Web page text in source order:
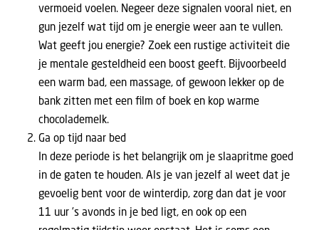
vermoeid voelen. Negeer deze signalen vooral niet, en
gun jezelf wat tijd om je energie weer aan te vullen.
Wat geeft jou energie? Zoek een rustige activiteit die
je mentale gesteldheid een boost geeft. Bijvoorbeeld
een warm bad, een massage, of gewoon lekker op de
bank zitten met een film of boek en kop warme
chocolademelk.
Ga op tijd naar bed
In deze periode is het belangrijk om je slaapritme goed
in de gaten te houden. Als je van jezelf al weet dat je
gevoelig bent voor de winterdip, zorg dan dat je voor
11 uur ’s avonds in je bed ligt, en ook op een